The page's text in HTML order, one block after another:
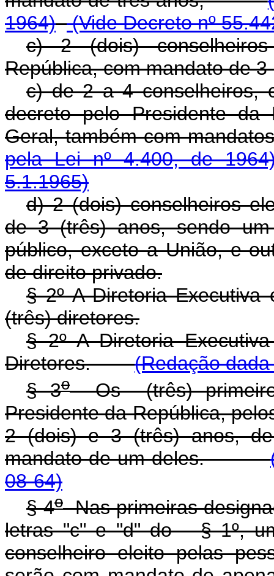
1964) (Vide Decreto nº
c) 2 (dois)
República, com mandato de
c) de 2 a 4 conselheiros,
decreto pelo Presidente da
Geral, também com
pela Lei nº 4.400, de
5.1.1965)
d) 2 (dois) conselheiros
de 3 (três) anos, sendo
público, exceto a União, e
de direito privado.
§ 2º A Diretoria
(três) diretores.
§ 2º A Diretoria
Diretores.(Redação
§ 3oOs (três) primeiros
Presidente da República,
2 (dois) e 3 (três) anos,
mandato de um deles.
08-64)
§ 4oNas primeiras
letras "c" e "d" do § 1º,
conselheiro eleito pelas